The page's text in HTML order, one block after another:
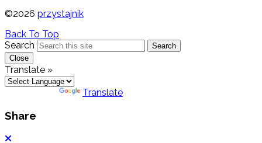
©2026 przystajnik
Back To Top
Search
Search
Close
Translate »
Translate
Share